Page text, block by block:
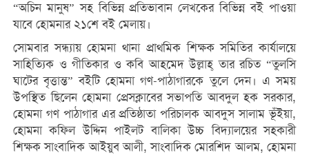
“অচিন মানুষ” সহ বিভিন্ন প্রতিভাবান লেখকের বিভিন্ন বই পাওয়া
যাবে হোমনার ২১শে বই মেলায়।
সোমবার সন্ধ্যায় হোমনা থানা প্রাথমিক শিক্ষক সমিতির কার্যালয়ে
সাহিত্যিক ও গীতিকার ও কবি আহমেদ উল্লাহ্ তার রচিত “তুলসি
ঘাটের বৃত্তান্ত” বইটি হোমনা গণ-পাঠাগারকে তুলে দেন। এ সময়
উপস্থিত ছিলেন হোমনা প্রেসক্লাবের সভাপতি আবদুল হক সরকার,
হোমনা গণ পাঠাগার এর প্রতিষ্ঠাতা পরিচালক আবদুস সালাম ভূঁইয়া,
হোমনা কফিল উদ্দিন পাইলট বালিকা উচ্চ বিদ্যালয়ের সহকারী
শিক্ষক সাংবাদিক আইয়ুব আলী, সাংবাদিক মোরশিদ আলম, হোমনা